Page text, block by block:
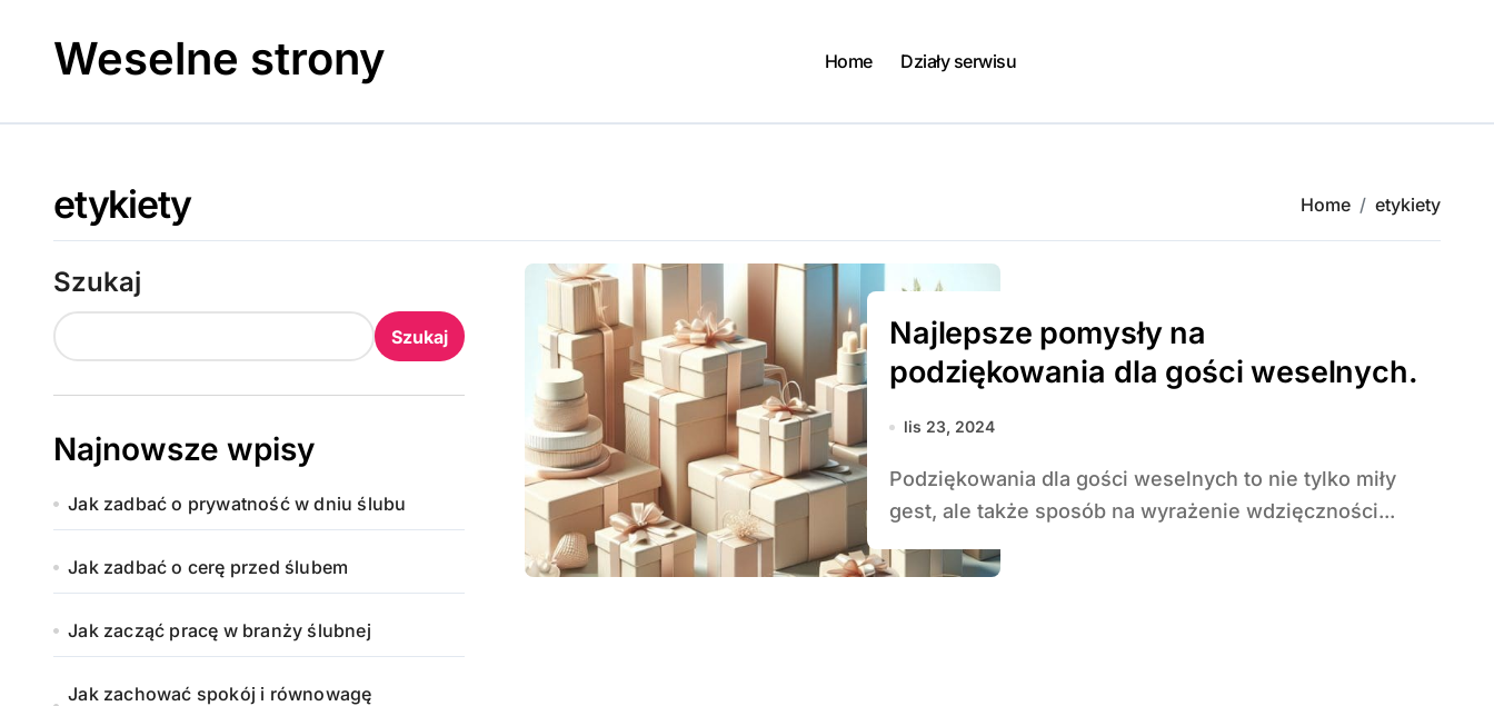
contentWeselne strony Home Działy serwisu
etykiety Home etykiety
Szukaj
Szukaj
Najnowsze wpisy
Jak zadbać o prywatność w dniu ślubu
Jak zadbać o cerę przed ślubem
Jak zacząć pracę w branży ślubnej
Jak zachować spokój i równowagę
Najlepsze pomysły na
podziękowania dla gości weselnych.
lis 23, 2024
Podziękowania dla gości weselnych to nie tylko miły
gest, ale także sposób na wyrażenie wdzięczności...